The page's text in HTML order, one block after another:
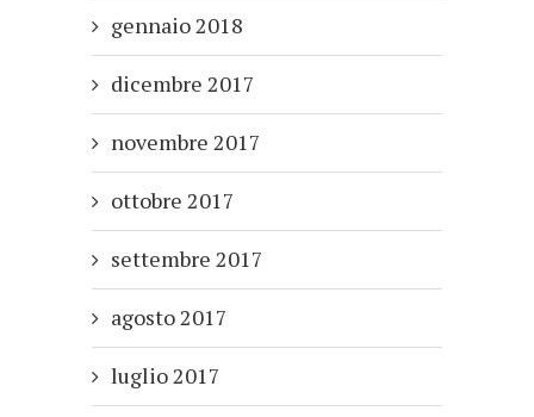
gennaio 2018
dicembre 2017
novembre 2017
ottobre 2017
settembre 2017
agosto 2017
luglio 2017